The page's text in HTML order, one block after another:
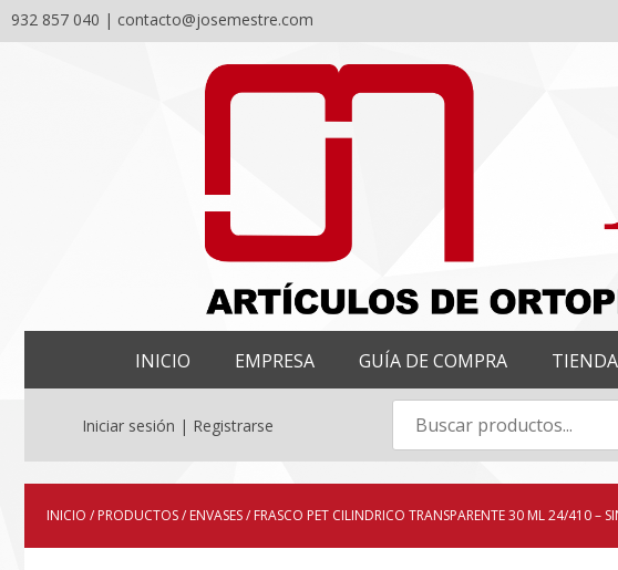
932 857 040 | contacto@josemestre.com
INICIO EMPRESA GUÍA DE COMPRA TIENDA
Iniciar sesión | Registrarse
INICIO / PRODUCTOS/ ENVASES/ FRASCO PET CILINDRICO TRANSPARENTE 30 ML 24/410 –